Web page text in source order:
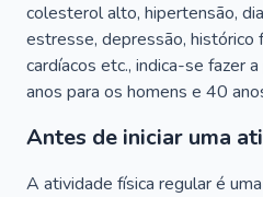
colesterol alto, hipertensão,
estresse, depressão, histórico
cardíacos etc., indica-se fazer
anos para os homens e 40
Antes de iniciar uma
A atividade física regular é